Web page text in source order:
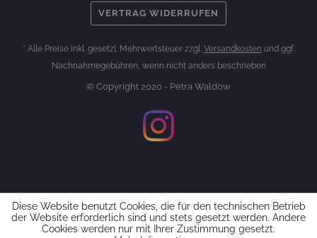
VERTRAG WIDERRUFEN
* Alle Preise inkl. gesetzl. Mehrwertsteuer zzgl. Versandkosten und ggf.
Nachnahmegebühren, wenn nicht anders beschrieben
© Copyright 2020 - Petra Waldow
Diese Website benutzt Cookies, die für den technischen Betrieb
der Website erforderlich sind und stets gesetzt werden. Andere
Cookies werden nur mit Ihrer Zustimmung gesetzt.